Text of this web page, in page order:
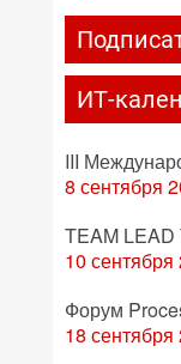
ИТ-
III
8 сентября
TEAM LEAD
10 сентября
Форум
18 сентября